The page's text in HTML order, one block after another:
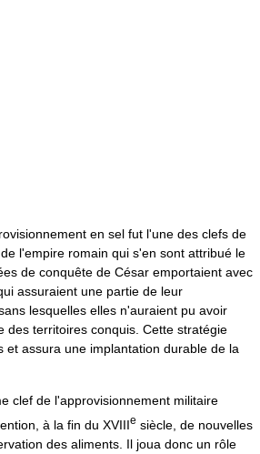
en sel fut l'une des clefs de
l'empire romain qui s'en sont attribué le
de conquête de César emportaient avec
assuraient une partie de leur
lesquelles elles n'auraient pu avoir
des territoires conquis. Cette stratégie
et assura une implantation durable de la
clef de l'approvisionnement militaire
à la fin du XVIIIe siècle, de nouvelles
des aliments. Il joua donc un rôle